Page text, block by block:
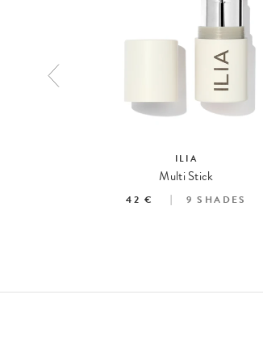
ILIA
Multi Stick
42 € 9 SHADES